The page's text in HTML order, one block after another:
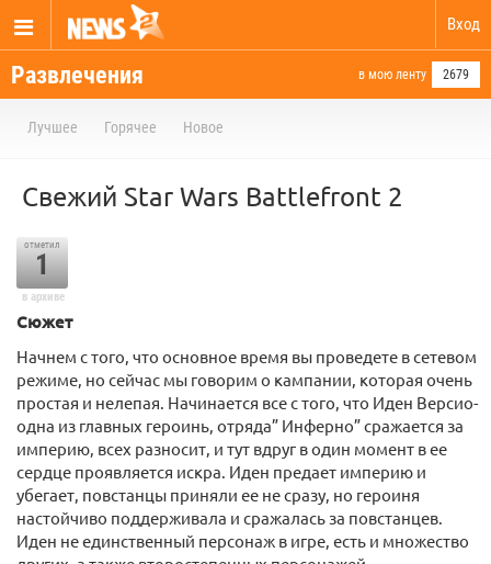
Вход
Развлечения в мою ленту 2679
Лучшее Горячее Новое
Свежий Star Wars Battlefront 2
отметил
1
в архиве
Сюжет
Начнем с того, что основное время вы проведете в сетевом
режиме, но сейчас мы говорим о кампании, которая очень
простая и нелепая. Начинается все с того, что Иден Версио-
одна из главных героинь, отряда” Инферно” сражается за
империю, всех разносит, и тут вдруг в один момент в ее
сердце проявляется искра. Иден предает империю и
убегает, повстанцы приняли ее не сразу, но героиня
настойчиво поддерживала и сражалась за повстанцев.
Иден не единственный персонаж в игре, есть и множество